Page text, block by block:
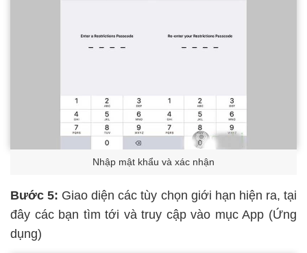
Nhập mật khẩu và xác nhận
Bước 5: Giao diện các tùy chọn giới hạn hiện ra, tại
đây các bạn tìm tới và truy cập vào mục App (Ứng
dụng)